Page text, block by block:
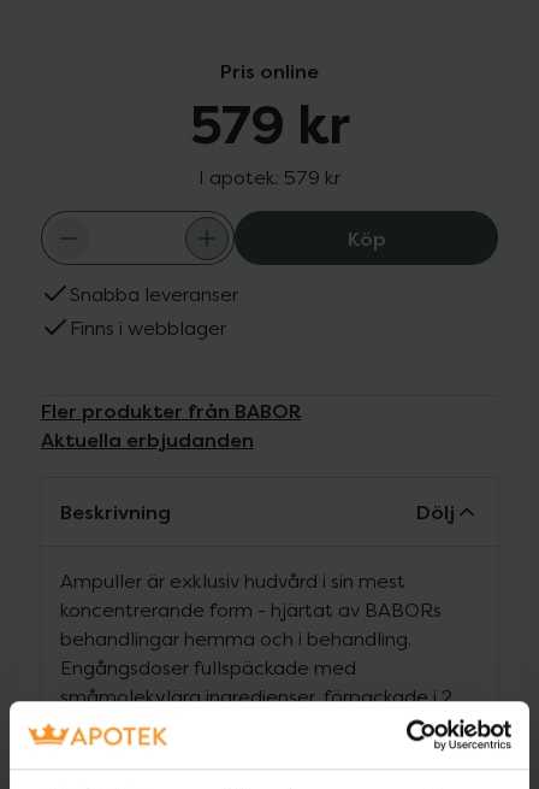
Pris online
579 kr
I apotek: 579 kr
KöpBABOR
Snabba leveranser
Finns i webblager
Fler produkter från BABOR
Aktuella erbjudanden
Beskrivning Dölj
Ampuller är exklusiv hudvård i sin mest
koncentrerande form - hjärtat av BABORs
behandlingar hemma och i behandling.
Engångsdoser fullspäckade med
småmolekylära ingredienser, förpackade i 2
ml sterila glasampuller. Hygieniskt och
välbevarade ingredienser som ger aktiv